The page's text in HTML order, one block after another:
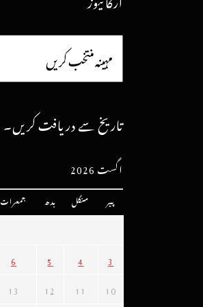
تاریخ سے دریافت کریں۔
اگست 2026
پیر منگل بدھ جمعرات
3
4
5
6
10
11
12
13